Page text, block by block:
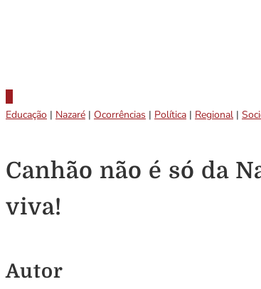
Educação | Nazaré | Ocorrências | Política | Regional |
Canhão não é só da
viva!
Autor